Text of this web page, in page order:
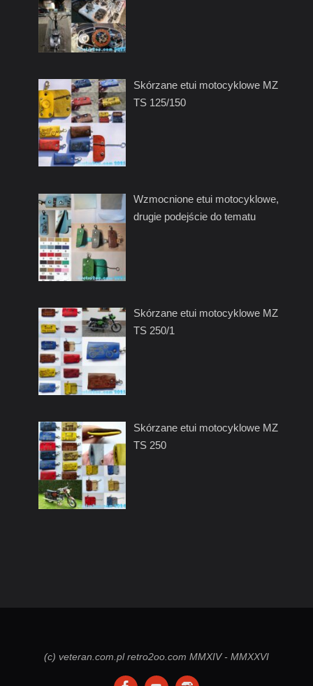
Skórzane etui motocyklowe MZ
TS 125/150
Wzmocnione etui motocyklowe,
drugie podejście do tematu
Skórzane etui motocyklowe MZ
TS 250/1
Skórzane etui motocyklowe MZ
TS 250
(c) veteran.com.pl retro2oo.com MMXIV - MMXXVI